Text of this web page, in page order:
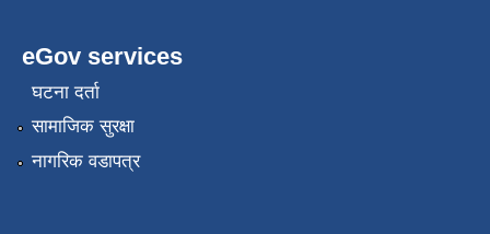
eGov services
घटना दर्ता
सामाजिक सुरक्षा
नागरिक वडापत्र